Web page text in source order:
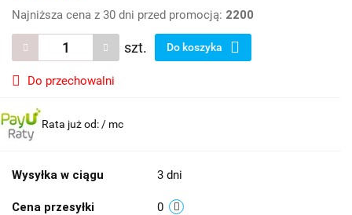
Najniższa cena z 30 dni przed promocją: 2200
szt. Do koszyka
Do przechowalni
Rata już od: / mc
Wysyłka w ciągu 3 dni
Cena przesyłki 0